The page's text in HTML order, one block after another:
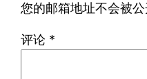
您的邮箱地址不会被公
评论 *